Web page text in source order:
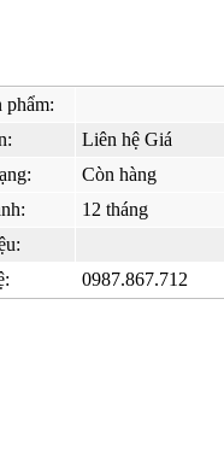
phẩm:
Liên hệ Giá
Còn hàng
12 tháng
0987.867.712